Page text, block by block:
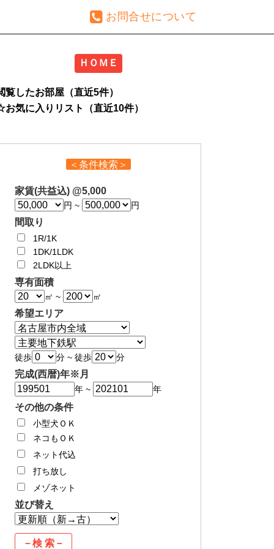
お問合せについて
ＨＯＭＥ
覧したお部屋（直近5件）
気に入りリスト（直近10件）
＜条件検索＞
家賃(共益込) @5,000
月
額
予
算
円 ~
月
額
円
間取り
1R/1K
1DK/1LDK
2LDK以上
専有面積
部
屋
の
面
積
㎡ ~
部
屋
面
積
㎡
希望エリア
区
別
エ
リ
ア
駅
別
エ
リ
ア
徒歩 駅
か
ら
分 ~ 徒歩 駅
か
分
完成(西暦)年※月
西
暦
＋
月
桁）
年 ~ 西
暦
年
その他の条件
小型犬ＯＫ
ネコもＯＫ
ネット代込
打ち放し
メゾネット
並び替え